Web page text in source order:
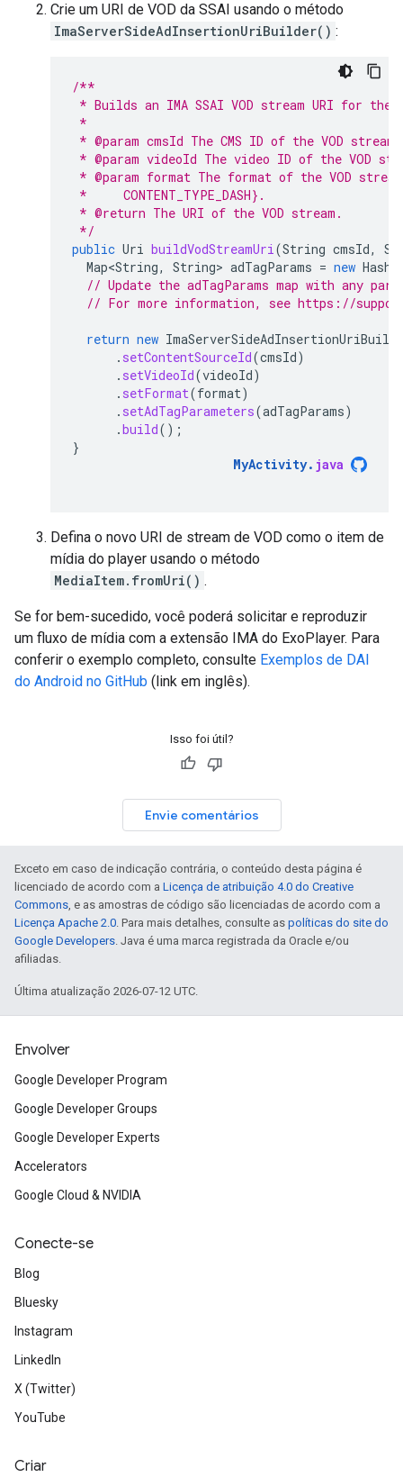
Crie um URI de VOD da SSAI usando o método
ImaServerSideAdInsertionUriBuilder() :
/**
* Builds an IMA SSAI VOD stream URI for
*
* @param cmsId The CMS ID of the VOD stream.
* @param videoId The video ID of the VOD
* @param format The format of the VOD stream
*     CONTENT_TYPE_DASH}.
* @return The URI of the VOD stream.
*/
public Uri buildVodStreamUri(String cmsId,
Map<String, String> adTagParams = new
// Update the adTagParams map with any
// For more information, see https://
return new
. setContentSourceId(cmsId)
. setVideoId(videoId)
. setFormat(format)
. setAdTagParameters(adTagParams)
.build();
}
MyActivity. java
Defina o novo URI de stream de VOD como o item de
mídia do player usando o método
MediaItem.fromUri() .
Se for bem-sucedido, você poderá solicitar e reproduzir
um fluxo de mídia com a extensão IMA do ExoPlayer. Para
conferir o exemplo completo, consulte Exemplos de DAI
do Android no GitHub (link em inglês).
Isso foi útil?
Envie comentários
Exceto em caso de indicação contrária, o conteúdo desta página é
licenciado de acordo com a Licença de atribuição 4.0 do Creative
Commons, e as amostras de código são licenciadas de acordo com a
Licença Apache 2.0. Para mais detalhes, consulte as políticas do site do
Google Developers. Java é uma marca registrada da Oracle e/ou
afiliadas.
Última atualização 2026-07-12 UTC.
Envolver
Google Developer Program
Google Developer Groups
Google Developer Experts
Accelerators
Google Cloud & NVIDIA
Conecte-se
Blog
Bluesky
Instagram
LinkedIn
X (Twitter)
YouTube
Criar